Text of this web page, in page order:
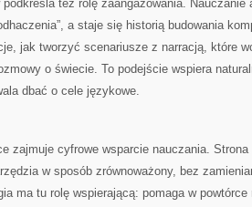
podkreśla też rolę zaangażowania.
a staje się historią budowania
jak tworzyć scenariusze z narracją, które
o świecie. To podejście wspiera
dbać o cele językowe.
zajmuje cyfrowe wsparcie nauczania.
w sposób zrównoważony, bez
ma tu rolę wspierającą: pomaga w powtórce